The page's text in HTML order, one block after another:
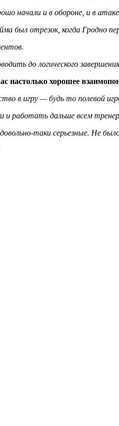
начали и в обороне, и в
был отрезок, когда Гродно
до логического
настолько хорошее
игру — будь то полевой
и работать дальше всем
таки серьезные. Не